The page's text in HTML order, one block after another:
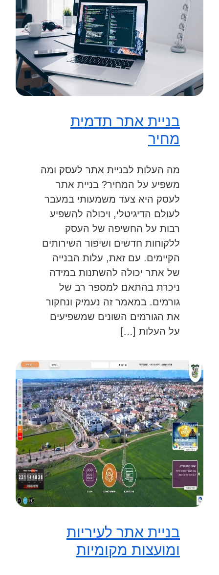
בניית אתר תדמית
מחיר
מה העלות לבניית אתר לעסק ומה
משפיע על המחיר? בניית אתר
לעסק היא צעד משמעותי במעבר
לעולם הדיגיטלי, ויכולה להשפיע
רבות על החשיפה של העסק
ללקוחות חדשים ושיפור השירותים
הקיימים. עם זאת, עלות הבנייה
של אתר יכולה להשתנות במידה
ניכרת בהתאם למספר רב של
גורמים. במאמר זה נעמיק ונחקור
את הגורמים השונים שמשפיעים
על העלות […]
בניית אתר לעיריות
ומועצות מקומיות